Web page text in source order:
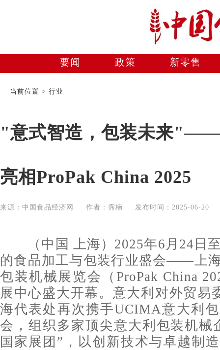
要闻 政策
新零售
当前位置 > 行业
"意式智造，包装未来"——
亮相ProPak China 2025
来源：中国食品经济网 作者：霈楠 发布时间：2025-06-
（中国 上海）2025年6月24日
的食品加工与包装行业盛会——上
包装机械展览会（ProPak China
展中心盛大开幕。意大利对外贸易
海代表处再次携手UCIMA意大利
会，组织多家顶尖意大利包装机械
国家展团”，以创新技术与卓越制